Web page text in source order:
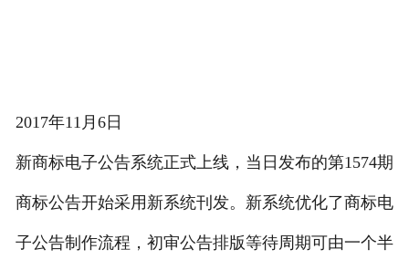
2017年11月6日
新商标电子公告系统正式上线，当日发布的第1574期
商标公告开始采用新系统刊发。新系统优化了商标电
子公告制作流程，初审公告排版等待周期可由一个半